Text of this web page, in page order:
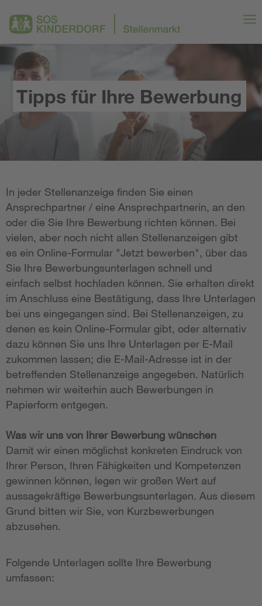
Tipps für Ihre Bewerbung
In jeder Stellenanzeige finden Sie einen
Ansprechpartner / eine Ansprechpartnerin, an den
oder die Sie Ihre Bewerbung richten können. Bei
vielen, aber noch nicht allen Stellenanzeigen gibt
es ein Online-Formular "Jetzt bewerben", über das
Sie Ihre Bewerbungsunterlagen schnell und
einfach selbst hochladen können. Sie erhalten direkt
im Anschluss eine Bestätigung, dass Ihre Unterlagen
bei uns eingegangen sind. Bei Stellenanzeigen, zu
denen es kein Online-Formular gibt, oder alternativ
dazu können Sie uns Ihre Unterlagen per E-Mail
zukommen lassen; die E-Mail-Adresse ist in der
betreffenden Stellenanzeige angegeben. Natürlich
nehmen wir weiterhin auch Bewerbungen in
Papierform entgegen.
Was wir uns von Ihrer Bewerbung wünschen
Damit wir einen möglichst konkreten Eindruck von
Ihrer Person, Ihren Fähigkeiten und Kompetenzen
gewinnen können, legen wir großen Wert auf
aussagekräftige Bewerbungsunterlagen. Aus diesem
Grund bitten wir Sie, von Kurzbewerbungen
abzusehen.
Folgende Unterlagen sollte Ihre Bewerbung
umfassen: